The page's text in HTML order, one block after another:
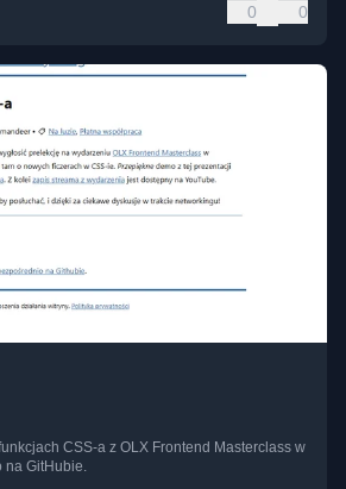
0 0
CSS-a z OLX Frontend Masterclass w
na GitHubie.